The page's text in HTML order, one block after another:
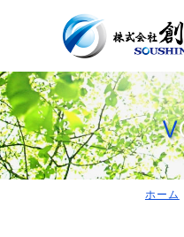
ホーム